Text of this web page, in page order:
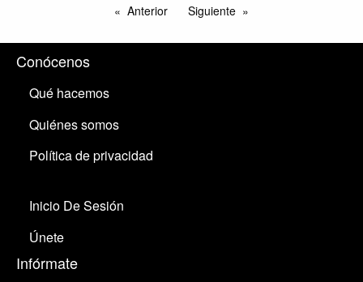
Anterior Siguiente
Conócenos
Qué hacemos
Quiénes somos
Política de privacidad
Inicio De Sesión
Únete
Infórmate